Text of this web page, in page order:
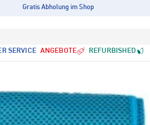
Gratis Abholung im Shop
SERVICE ANGEBOTE REFURBISHED